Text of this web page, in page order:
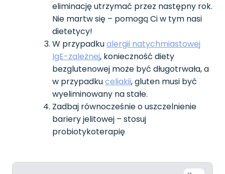
eliminację utrzymać przez następny rok.
Nie martw się – pomogą Ci w tym nasi
dietetycy!
W przypadkualergii natychmiastowej
IgE-zależnej, konieczność diety
bezglutenowej może być długotrwała, a
w przypadkuceliakii, gluten musi być
wyeliminowany na stałe.
Zadbaj równocześnie o uszczelnienie
bariery jelitowej – stosuj
probiotykoterapię